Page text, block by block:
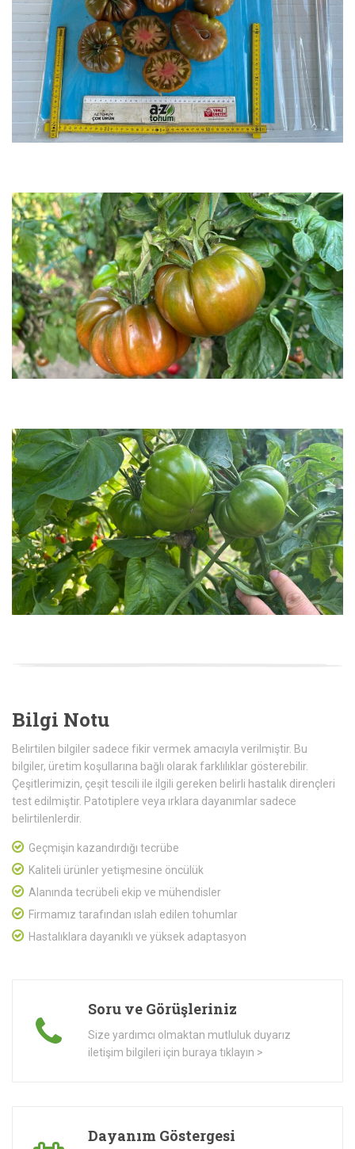
Bilgi Notu
Belirtilen bilgiler sadece fikir vermek amacıyla verilmiştir. Bu
bilgiler, üretim koşullarına bağlı olarak farklılıklar gösterebilir.
Çeşitlerimizin, çeşit tescili ile ilgili gereken belirli hastalık dirençleri
test edilmiştir. Patotiplere veya ırklara dayanımlar sadece
belirtilenlerdir.
Geçmişin kazandırdığı tecrübe
Kaliteli ürünler yetişmesine öncülük
Alanında tecrübeli ekip ve mühendisler
Firmamız tarafından ıslah edilen tohumlar
Hastalıklara dayanıklı ve yüksek adaptasyon
Soru ve Görüşleriniz
Size yardımcı olmaktan mutluluk duyarız
iletişim bilgileri için buraya tıklayın >
Dayanım Göstergesi